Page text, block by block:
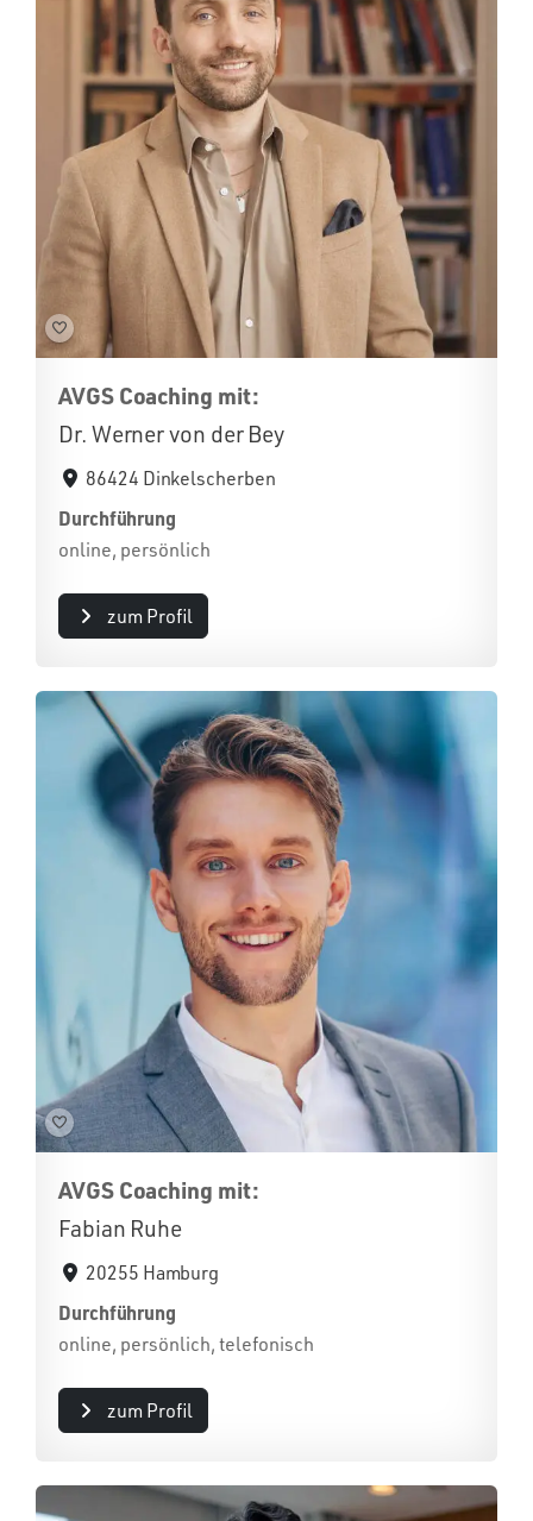
AVGS Coaching mit:
Dr. Werner von der Bey
86424 Dinkelscherben
Durchführung
online, persönlich
zum Profil
AVGS Coaching mit:
Fabian Ruhe
20255 Hamburg
Durchführung
online, persönlich, telefonisch
zum Profil